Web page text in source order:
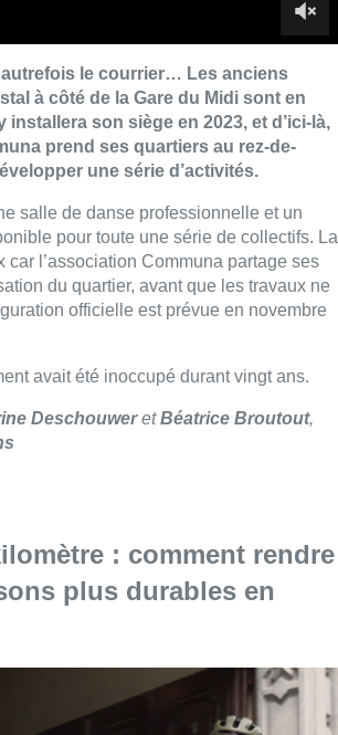
officielle est prévue en novembre
avait été inoccupé durant vingt ans.
DeschouweretBéatrice Broutout,
: comment rendre
plus durables en